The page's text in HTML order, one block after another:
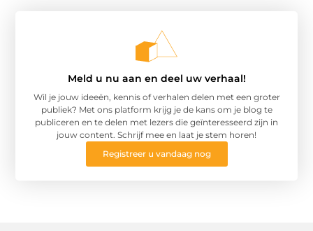
Meld u nu aan en deel uw verhaal!
Wil je jouw ideeën, kennis of verhalen delen met een groter
publiek? Met ons platform krijg je de kans om je blog te
publiceren en te delen met lezers die geïnteresseerd zijn in
jouw content. Schrijf mee en laat je stem horen!
Registreer u vandaag nog